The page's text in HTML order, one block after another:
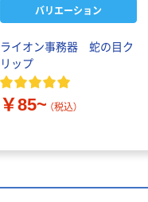
バリエーション
ライオン事務器 蛇の目ク
リップ
￥85~ （税込）